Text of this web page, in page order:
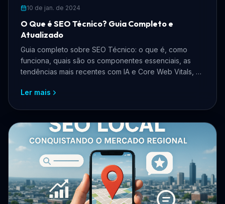
10 de jan. de 2024
O Que é SEO Técnico? Guia Completo e
Atualizado
Guia completo sobre SEO Técnico: o que é, como
funciona, quais são os componentes essenciais, as
tendências mais recentes com IA e Core Web Vitals, e
Google.
Ler mais